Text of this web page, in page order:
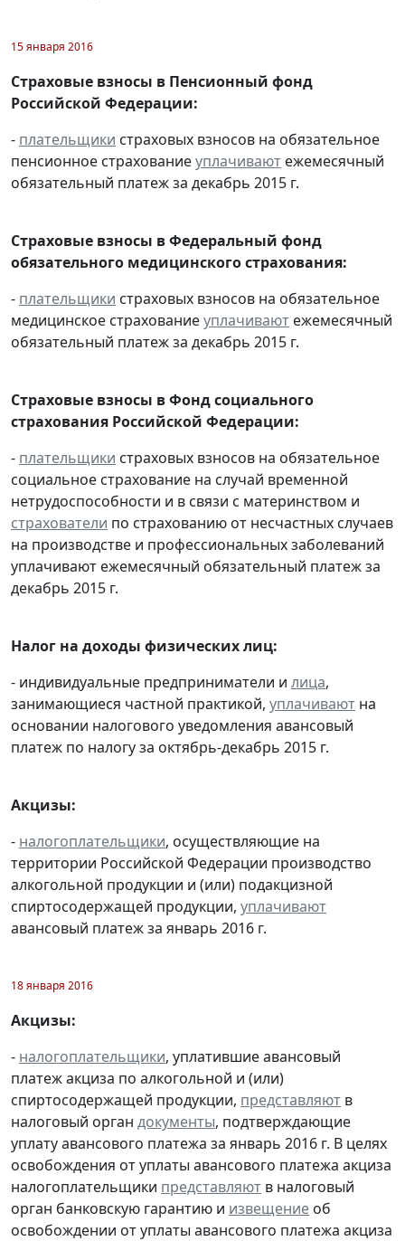
15 января 2016
Страховые взносы в Пенсионный фонд
Российской Федерации:
- плательщики страховых взносов на обязательное
пенсионное страхованиеуплачивают ежемесячный
обязательный платеж за декабрь 2015 г.
Страховые взносы в Федеральный фонд
обязательного медицинского страхования:
- плательщики страховых взносов на обязательное
медицинское страхованиеуплачивают ежемесячный
обязательный платеж за декабрь 2015 г.
Страховые взносы в Фонд социального
страхования Российской Федерации:
- плательщики страховых взносов на обязательное
социальное страхование на случай временной
нетрудоспособности и в связи с материнством и
страхователи по страхованию от несчастных случаев
на производстве и профессиональных заболеваний
уплачивают ежемесячный обязательный платеж за
декабрь 2015 г.
Налог на доходы физических лиц:
- индивидуальные предприниматели и лица,
занимающиеся частной практикой, уплачивают на
основании налогового уведомления авансовый
платеж по налогу за октябрь-декабрь 2015 г.
Акцизы:
- налогоплательщики, осуществляющие на
территории Российской Федерации производство
алкогольной продукции и (или) подакцизной
спиртосодержащей продукции, уплачивают
авансовый платеж за январь 2016 г.
18 января 2016
Акцизы:
- налогоплательщики, уплатившие авансовый
платеж акциза по алкогольной и (или)
спиртосодержащей продукции, представляют в
налоговый орган документы, подтверждающие
уплату авансового платежа за январь 2016 г. В целях
освобождения от уплаты авансового платежа акциза
налогоплательщики представляют в налоговый
орган банковскую гарантию и извещение об
освобождении от уплаты авансового платежа акциза